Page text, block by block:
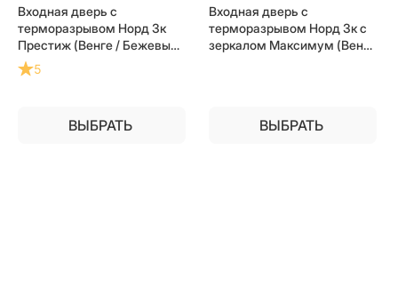
Входная дверь с
терморазрывом Норд 3к
Престиж (Венге / Бежевый
матовый) для частного
загородного дома и дачи
5
ВЫБРАТЬ
Входная дверь с
терморазрывом Норд 3к с
зеркалом Максимум (Венге
ВЫБРАТЬ